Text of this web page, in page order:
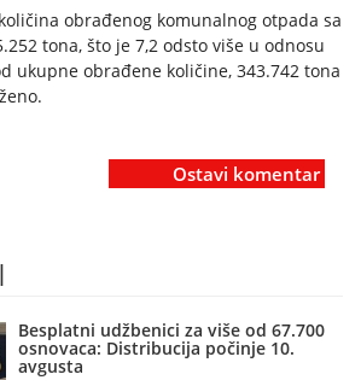
obrađenog komunalnog otpada sa
tona, što je 7,2 odsto više u odnosu
ukupne obrađene količine, 343.742 tona
Ostavi komentar
Besplatni udžbenici za više od 67.700
osnovaca: Distribucija počinje 10.
avgusta